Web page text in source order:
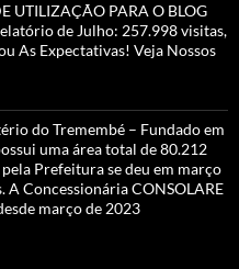
UTILIZAÇÃO PARA O BLOG
de Julho: 257.998 visitas,
As Expectativas! Veja Nossos
do Tremembé – Fundado em
uma área total de 80.212
Prefeitura se deu em março
A Concessionária CONSOLARE
março de 2023